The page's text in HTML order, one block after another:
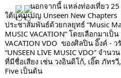
นอกจากนี้ แหล่งท่องเที่ยว
ใต้แคมเปญ Unseen New
ประชาสัมพันธ์ด้วยกลยุทธ์ “Music
MUSIC VACATION” โดยเลือกมาเป็
VACATION VDO  ของศิลปิน อิ๊งค์ -
“UNSEEN LIVE MUSIC VDO” จำ
ที่มีชื่อเสียง เช่น วงอินดิโก้, เอิ๊ต ภัทรวี,
Five เป็นต้น